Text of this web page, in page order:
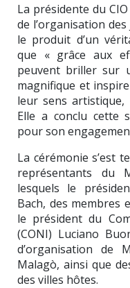
La présidente du
de l’organisation
le produit d’un
que « grâce aux
peuvent briller sur
magnifique et
leur sens
Elle a conclu cette
pour son
La cérémonie s’est
représentants du
lesquels le
Bach, des membres
le président du
(CONI) Luciano
d’organisation de
Malagò, ainsi que
des villes hôtes.